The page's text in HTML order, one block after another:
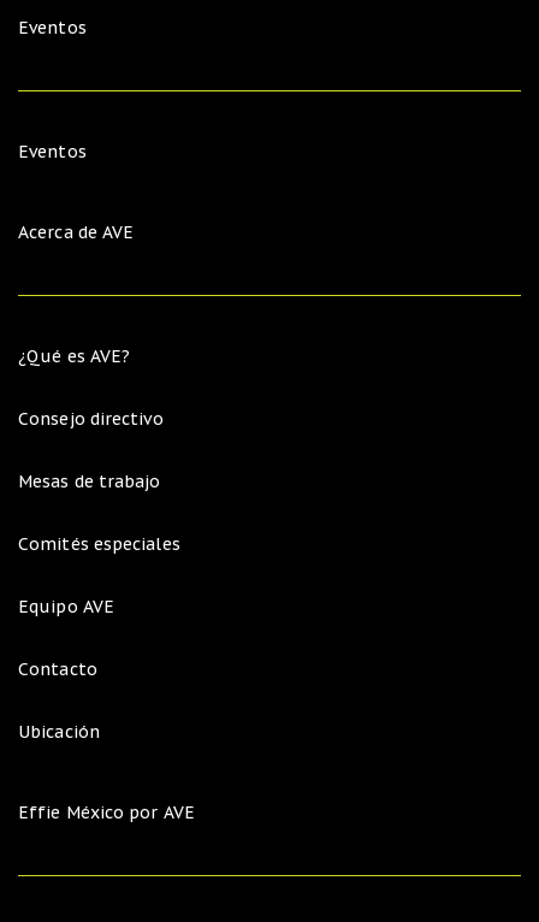
Eventos
Eventos
Acerca de AVE
¿Qué es AVE?
Consejo directivo
Mesas de trabajo
Comités especiales
Equipo AVE
Contacto
Ubicación
Effie México por AVE